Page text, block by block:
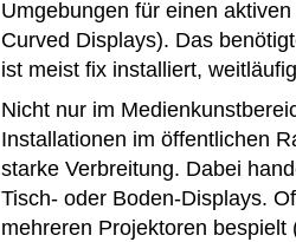
Umgebungen für einen
Curved Displays). Das
ist meist fix installiert,
Nicht nur im
Installationen im öffentlichen
starke Verbreitung. Dabei
Tisch- oder Boden-Displays.
mehreren Projektoren bespielt